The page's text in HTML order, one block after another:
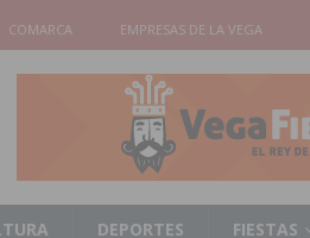
COMARCA EMPRESAS DE LA VEGA
DEPORTES FIESTAS